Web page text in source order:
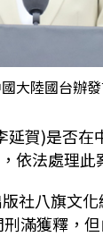
大陸國台辦
延賀)是否
依法處理此
社八旗文
滿獲釋，